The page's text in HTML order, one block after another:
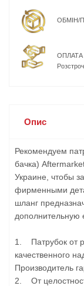
ОБМІН/
ОПЛАТА -
Опис
Рекомендуем
бачка)
Украине, чтобы
фирменными
шланг
дополнительную
1. Патрубок от
качественного
Производитель
2. От